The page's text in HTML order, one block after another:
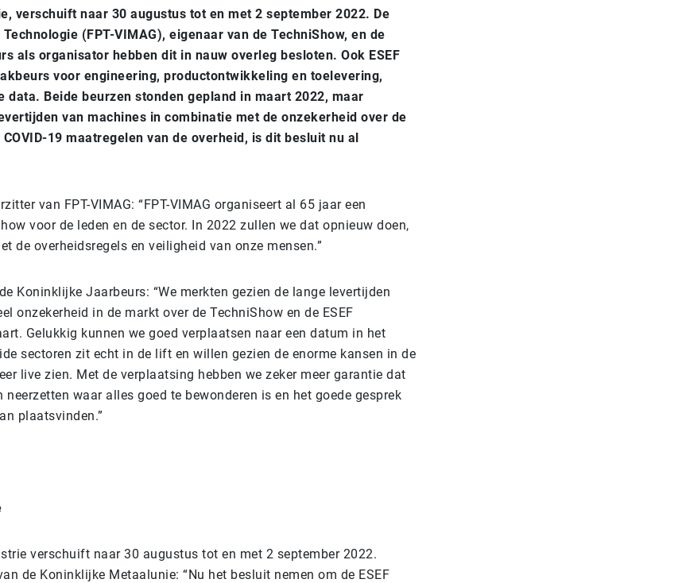
verschuift naar 30 augustus tot en met 2 september 2022. De
(FPT-VIMAG), eigenaar van de TechniShow, en de
als organisator hebben dit in nauw overleg besloten. Ook ESEF
voor engineering, productontwikkeling en toelevering,
data. Beide beurzen stonden gepland in maart 2022, maar
van machines in combinatie met de onzekerheid over de
19 maatregelen van de overheid, is dit besluit nu al
van FPT-VIMAG: “FPT-VIMAG organiseert al 65 jaar een
voor de leden en de sector. In 2022 zullen we dat opnieuw doen,
de overheidsregels en veiligheid van onze mensen.”
Koninklijke Jaarbeurs: “We merkten gezien de lange levertijden
onzekerheid in de markt over de TechniShow en de ESEF
Gelukkig kunnen we goed verplaatsen naar een datum in het
sectoren zit echt in de lift en willen gezien de enorme kansen in de
live zien. Met de verplaatsing hebben we zeker meer garantie dat
neerzetten waar alles goed te bewonderen is en het goede gesprek
plaatsvinden.”
verschuift naar 30 augustus tot en met 2 september 2022.
de Koninklijke Metaalunie: “Nu het besluit nemen om de ESEF